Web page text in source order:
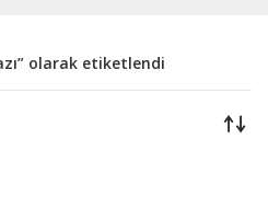
olarak etiketlendi